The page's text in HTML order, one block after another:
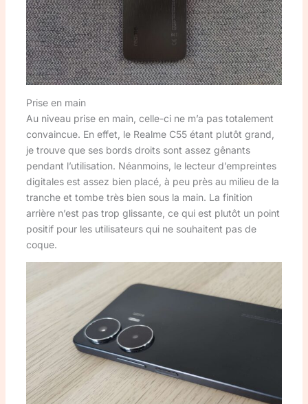
Prise en main
Au niveau prise en main, celle-ci ne m’a pas totalement
convaincue. En effet, le Realme C55 étant plutôt grand,
je trouve que ses bords droits sont assez gênants
pendant l’utilisation. Néanmoins, le lecteur d’empreintes
digitales est assez bien placé, à peu près au milieu de la
tranche et tombe très bien sous la main. La finition
arrière n’est pas trop glissante, ce qui est plutôt un point
positif pour les utilisateurs qui ne souhaitent pas de
coque.